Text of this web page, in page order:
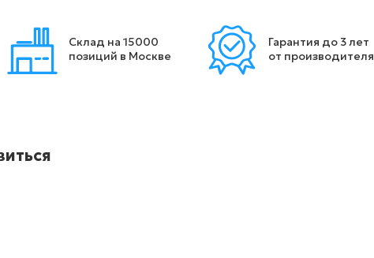
Склад на 15000
позиций в Москве
Гарантия до 3 лет
от производителя